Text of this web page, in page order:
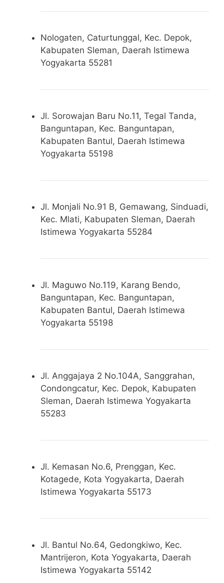
Nologaten, Caturtunggal, Kec. Depok,
Kabupaten Sleman, Daerah Istimewa
Yogyakarta 55281
Jl. Sorowajan Baru No.11, Tegal Tanda,
Banguntapan, Kec. Banguntapan,
Kabupaten Bantul, Daerah Istimewa
Yogyakarta 55198
Jl. Monjali No.91 B, Gemawang, Sinduadi,
Kec. Mlati, Kabupaten Sleman, Daerah
Istimewa Yogyakarta 55284
Jl. Maguwo No.119, Karang Bendo,
Banguntapan, Kec. Banguntapan,
Kabupaten Bantul, Daerah Istimewa
Yogyakarta 55198
Jl. Anggajaya 2 No.104A, Sanggrahan,
Condongcatur, Kec. Depok, Kabupaten
Sleman, Daerah Istimewa Yogyakarta
55283
Jl. Kemasan No.6, Prenggan, Kec.
Kotagede, Kota Yogyakarta, Daerah
Istimewa Yogyakarta 55173
Jl. Bantul No.64, Gedongkiwo, Kec.
Mantrijeron, Kota Yogyakarta, Daerah
Istimewa Yogyakarta 55142